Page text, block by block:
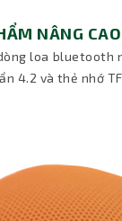
~ 20KHz
NÂNG CAO
loa bluetooth
4.2 và thẻ nhớ TF